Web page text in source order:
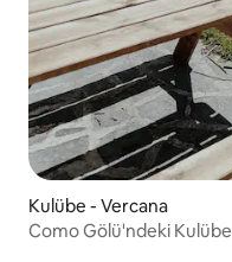
Kulübe - Vercana
Como Gölü'ndeki Kulübe